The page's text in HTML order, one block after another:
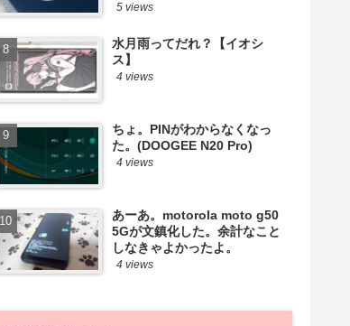
5 views
水月雨ってだれ？【イオシ
ス】
4 views
ちょ。PINがわからなくなっ
た。(DOOGEE N20 Pro)
4 views
あーあ。motorola moto g50
5Gが文鎮化した。余計なこと
しなきゃよかったよ。
4 views